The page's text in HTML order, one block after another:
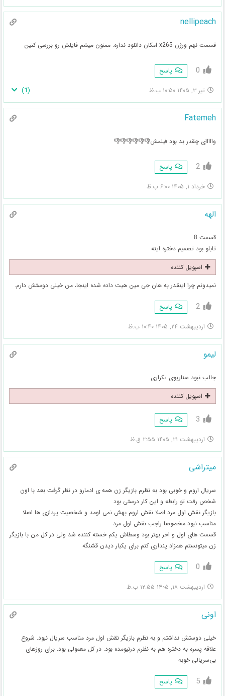
nellipeach
قسمت نهم ورژن x265 امکان دانلود نداره. ممنون میشم فایلش رو بررسی کنین
0 پاسخ
تیر ۳, ۱۴۰۵ ۱۰:۵۰ ب.ظ (
1
)
Fatemeh
وااااای چقدر بد بود فیلمش👎👎👎👎👎👎
2 پاسخ
خرداد ۱, ۱۴۰۵ ۶:۰۰ ب.ظ
الهه
قسمت 8
تابلو بود تصمیم دختره اینه
اسپویل کننده
نمیدونم چرا اینقدر به هان جی مین هیت داده شده اینجا، من خیلی دوستش دارم.
2 پاسخ
اردیبهشت ۲۴, ۱۴۰۵ ۱۰:۴۰ ب.ظ
لیمو
جالب نبود سناریوی تکراری
اسپویل کننده
3 پاسخ
اردیبهشت ۲۱, ۱۴۰۵ ۲:۵۵ ق.ظ
میتراشی
سریال اروم و خوبی بود به نظرم بازیگر زن همه ی ادمارو در نظر گرفت بعد با اون
شخص رفت تو رابطه و این کار درستی بود
بازیگر نقش اول مرد اصلا نقش اروم بهش نمی اومد و شخصیت پردازی ها اصلا
مناسب نبود مخصوصا راجب نقش اول مرد
قسمت های اول و اخر بهتر بود وسطاش یکم خسته کننده شد ولی در کل من با بازیگر
زن میتونستم همزاد پنداری کنم برای یکبار دیدن قشنگه
0 پاسخ
اردیبهشت ۱۸, ۱۴۰۵ ۱۲:۵۵ ب.ظ
اونی
خیلی دوستش نداشتم و به نظرم بازیگر نقش اول مرد مناسب سریال نبود. شروع
علاقه پسره به دختره هم به نظرم درنیومده بود. در کل معمولی بود. برای روزهای
بی‌سریالی خوبه
5 پاسخ